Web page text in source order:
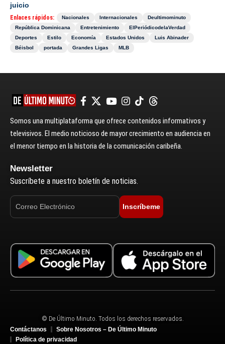
juicio
Enlaces rápidos: Nacionales Internacionales
Deultimominuto
República Dominicana
Entretenimiento
ElPeriódicodelaVerdad
Deportes
Estilo Economía Estados Unidos
Luis Abinader
Béisbol
portada Grandes Ligas MLB
Somos una multiplataforma que ofrece contenidos informativos y
televisivos. El medio noticioso de mayor crecimiento en audiencia en
el menor tiempo en la historia de la comunicación caribeña.
Newsletter
Suscríbete a nuestro boletín de noticias.
Inscríbeme
© De Último Minuto. Todos los derechos reservados.
Contáctanos
Sobre Nosotros – De Último Minuto
Política de privacidad